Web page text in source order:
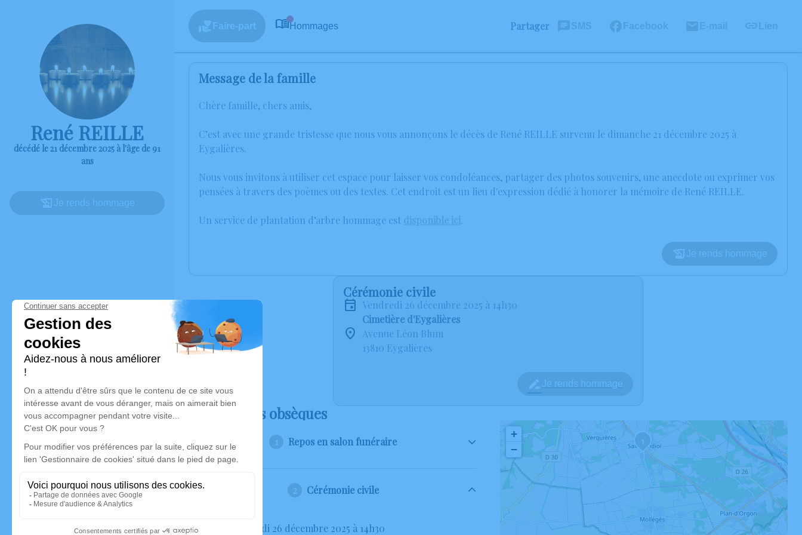
René REILLE
décédé le 21 décembre 2025 à l'âge de 91
ans
Je rends hommage
Faire-part Hommages Partager SMS Facebook E-mail Lien
Message de la famille
Chère famille, chers amis,
C’est avec une grande tristesse que nous vous annonçons le décès de René REILLE survenu le dimanche 21 décembre 2025 à
Eygalières.
Nous vous invitons à utiliser cet espace pour laisser vos condoléances, partager des photos souvenirs, une anecdote ou exprimer vos
pensées à travers des poèmes ou des textes. Cet endroit est un lieu d'expression dédié à honorer la mémoire de René REILLE.
Un service de plantation d’arbre hommage est disponible ici .
Je rends hommage
Cérémonie civile
vendredi 26 décembre 2025 à 14h30
Cimetière d'Eygalières
Avenue Léon Blum
13810 Eygalières
Je rends hommage
Déroulé des obsèques
Repos en salon funéraire
Cérémonie civile
Le vendredi 26 décembre 2025 à 14h30
1
+
−